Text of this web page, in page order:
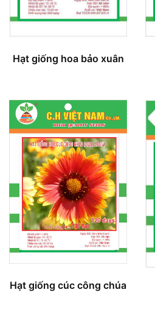
Hạt giống hoa bảo xuân
Hạt giống cúc công chúa